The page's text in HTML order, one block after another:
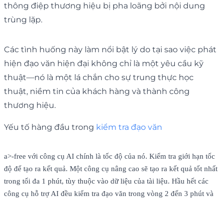
thông điệp thương hiệu bị pha loãng bởi nội dung
trùng lặp.
Các tình huống này làm nổi bật lý do tại sao việc phát
hiện đạo văn hiện đại không chỉ là một yêu cầu kỹ
thuật—nó là một lá chắn cho sự trung thực học
thuật, niềm tin của khách hàng và thành công
thương hiệu.
Yếu tố hàng đầu trong kiểm tra đạo văn
a>-free với công cụ AI chính là tốc độ của nó. Kiểm tra giới hạn tốc
độ để tạo ra kết quả. Một công cụ nâng cao sẽ tạo ra kết quả tốt nhất
trong tối đa 1 phút, tùy thuộc vào dữ liệu của tài liệu. Hầu hết các
công cụ hỗ trợ AI đều kiểm tra đạo văn trong vòng 2 đến 3 phút và